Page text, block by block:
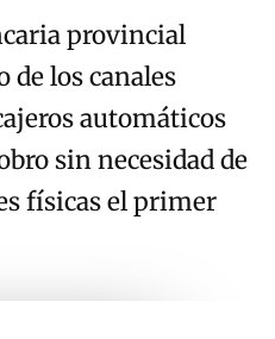
provincial
de los canales
automáticos
sin necesidad de
físicas el primer